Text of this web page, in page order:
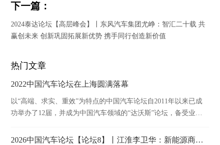
下一篇：
2024泰达论坛【高层峰会】丨东风汽车集团尤峥：智汇二十载 共
赢创未来 创新巩固拓展新优势 携手同行创造新价值
热门文章
2022中国汽车论坛在上海圆满落幕
以“高端、求实、重效”为特点的中国汽车论坛自2011年以来已成
功举办了12届，并成为中国汽车领域的“达沃斯”论坛，备受业内
行业权威组织——中国汽车工业协会，将继续充分发挥桥梁和纽2026中国汽车论坛【论坛8】丨江淮李卫华：新能源商用车产业链技术质量与安全管控实践